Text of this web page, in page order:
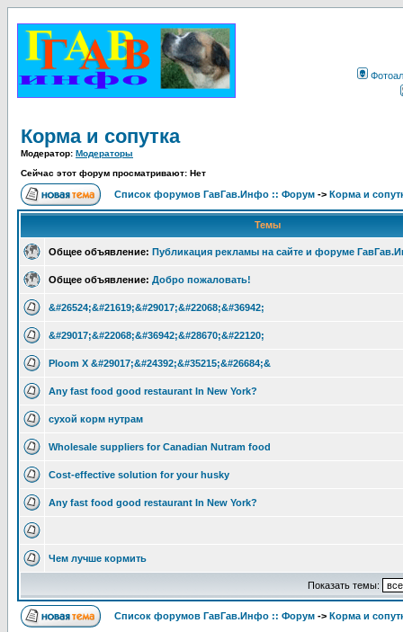
Корма и сопутка
Модератор: Модераторы
Сейчас этот форум просматривают: Нет
Список форумов ГавГав.Инфо :: Форум -> Корма и
Темы
Общее объявление: Публикация рекламы на сайте и форуме
Общее объявление: Добро пожаловать!
&#26524;&#21619;&#29017;&#22068;&#36942;
&#29017;&#22068;&#36942;&#28670;&#22120;
Ploom X &#29017;&#24392;&#35215;&#26684;&
Any fast food good restaurant In New York?
сухой корм нутрам
Wholesale suppliers for Canadian Nutram food
Cost-effective solution for your husky
Any fast food good restaurant In New York?
Чем лучше кормить
Показать темы:
Список форумов ГавГав.Инфо :: Форум -> Корма и